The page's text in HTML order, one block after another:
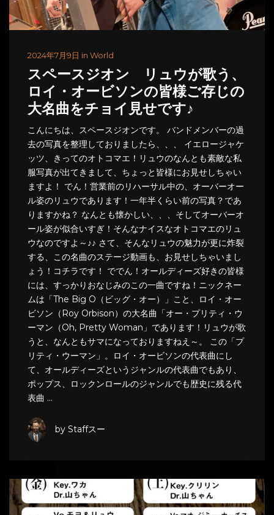
2024年7月9日 in World
スペースジオン リュウが歌う、
ロイ・オービソンの皆様ご存じの
大名曲をチョイ見せです♪
こんにちは、スペースジオンです。 バンドメンバーの過
去の写真を整理しておりましたら、、、 イエロージャケ
ッツ、きってのオトコマエ！リュウのなんとも素敵な私
服写真が出てきまして、ちょっと皆様にお見せしちゃい
ますよ！ でん！営業前のリハーサル中の、オーバーオー
ル姿のリュウであります！一年半くらい前の写真？であ
りますかね？ なんとも懐かしい、、、そしてオーバーオ
ール姿が似合いすぎ！そんなナイスなオトコマエのリュ
ウなのですよ～♪♪ さて、そんなリュウの魅力が更に炸裂
する、この名曲のステージ動画も、お見せしちゃいまし
ょう！コチラです！ ででん！オールディーズ好きの皆様
には、すっかりおなじみのこの一曲ですね！ニックネー
ムは「The Big O（ビッグ・オー）」こと、ロイ・オー
ビソン（Roy Orbison）の大名曲「オー・プリティ・ウ
ーマン（Oh, Pretty Woman」であります！リュウが歌
うと、なんともサマになっておりますねえ～。 この「プ
リティ・ウーマン」。ロイ・オービソンの代表曲にし
て、オールディーズというジャンルの代表曲でもあり、
ポップス、ロックンロールのジャンルでも歴史に残る代
表曲 …
by Staffスー